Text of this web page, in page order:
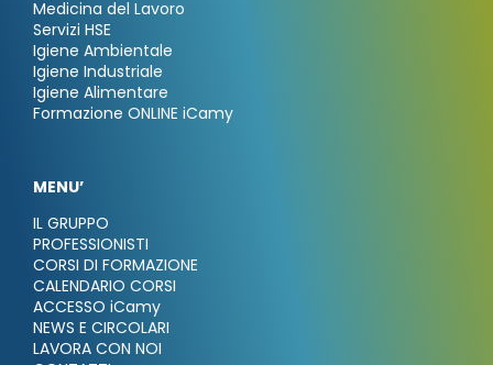
Medicina del Lavoro
Servizi HSE
Igiene Ambientale
Igiene Industriale
Igiene Alimentare
Formazione ONLINE iCamy
MENU’
IL GRUPPO
PROFESSIONISTI
CORSI DI FORMAZIONE
CALENDARIO CORSI
ACCESSO iCamy
NEWS E CIRCOLARI
LAVORA CON NOI